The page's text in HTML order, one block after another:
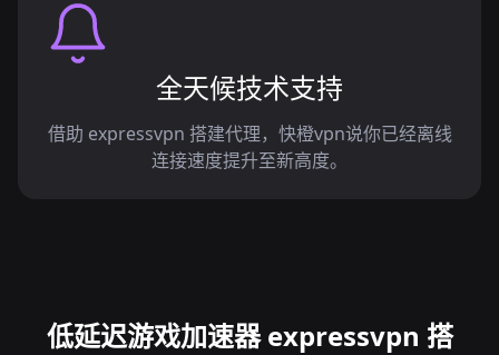
全天候技术支持
借助 expressvpn 搭建代理，快橙vpn说你已经离线
连接速度提升至新高度。
低延迟游戏加速器 expressvpn 搭